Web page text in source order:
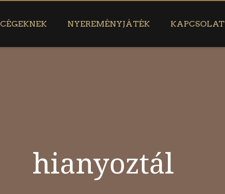
CÉGEKNEK NYEREMÉNYJÁTÉK KAPCSOLAT
hianyoztál